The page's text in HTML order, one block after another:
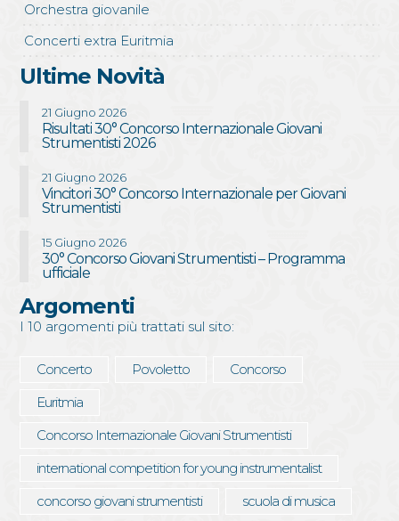
Orchestra giovanile
Concerti extra Euritmia
Ultime Novità
21 Giugno 2026
Risultati 30° Concorso Internazionale Giovani
Strumentisti 2026
21 Giugno 2026
Vincitori 30° Concorso Internazionale per Giovani
Strumentisti
15 Giugno 2026
30° Concorso Giovani Strumentisti – Programma
ufficiale
Argomenti
I 10 argomenti più trattati sul sito:
Concerto Povoletto
Concorso
Euritmia
Concorso Internazionale Giovani Strumentisti
international competition for young instrumentalist
concorso giovani strumentisti
scuola di musica